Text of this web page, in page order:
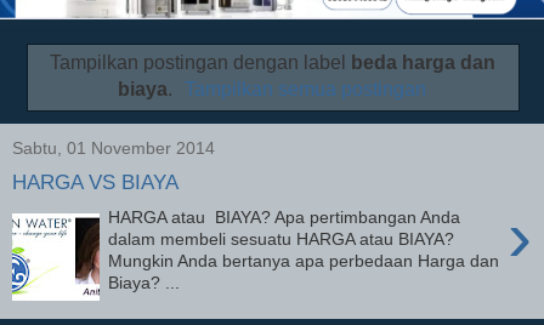
Tampilkan postingan dengan label
beda harga dan
biaya. Tampilkan semua postingan
Sabtu, 01 November 2014
HARGA VS BIAYA
›
HARGA atau BIAYA? Apa pertimbangan Anda
dalam membeli sesuatu HARGA atau BIAYA?
Mungkin Anda bertanya apa perbedaan Harga dan
Biaya? ...